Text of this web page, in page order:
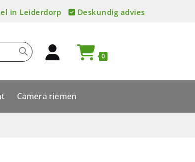
in Leiderdorp Deskundig advies
0
Camera riemen